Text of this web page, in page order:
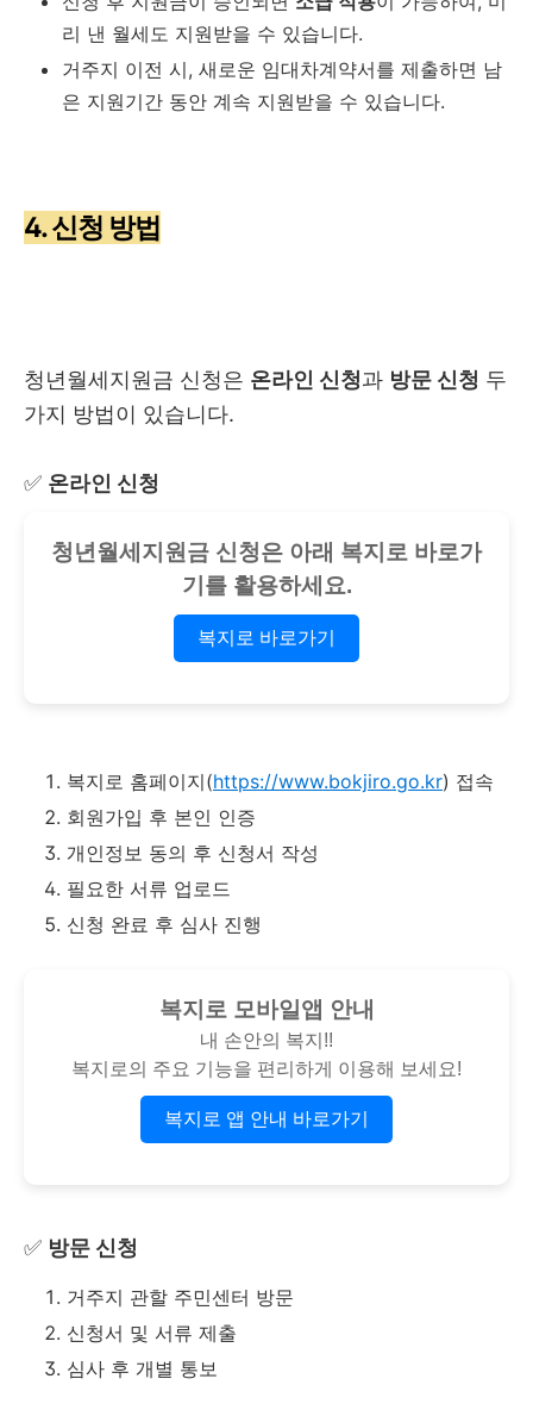
리 낸 월세도 지원받을 수 있습니다.
거주지 이전 시, 새로운 임대차계약서를 제출하면 남
은 지원기간 동안 계속 지원받을 수 있습니다.
4. 신청 방법
청년월세지원금 신청은 온라인 신청과 방문 신청 두
가지 방법이 있습니다.
✅ 온라인 신청
청년월세지원금 신청은 아래 복지로 바로가
기를 활용하세요.
복지로 바로가기
복지로 홈페이지(https://www.bokjiro.go.kr) 접속
회원가입 후 본인 인증
개인정보 동의 후 신청서 작성
필요한 서류 업로드
신청 완료 후 심사 진행
복지로 모바일앱 안내
내 손안의 복지!!
복지로의 주요 기능을 편리하게 이용해 보세요!
복지로 앱 안내 바로가기
✅ 방문 신청
거주지 관할 주민센터 방문
신청서 및 서류 제출
심사 후 개별 통보